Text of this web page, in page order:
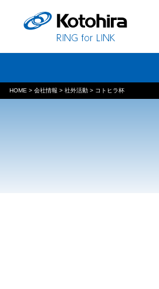
HOME > 会社情報 > 社外活動 > コトヒラ杯